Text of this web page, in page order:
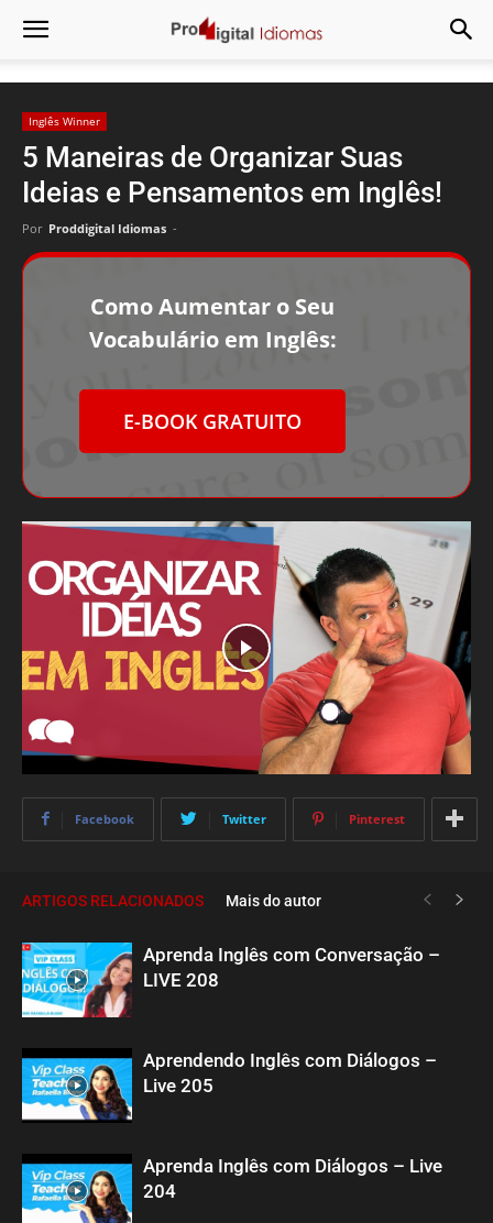
Inglês Winner
5 Maneiras de Organizar Suas
Ideias e Pensamentos em Inglês!
Por Proddigital Idiomas -
Como Aumentar o Seu
Vocabulário em Inglês:
E-BOOK GRATUITO
Facebook Twitter Pinterest
ARTIGOS RELACIONADOS Mais do autor
Aprenda Inglês com Conversação –
LIVE 208
Aprendendo Inglês com Diálogos –
Live 205
Aprenda Inglês com Diálogos – Live
204